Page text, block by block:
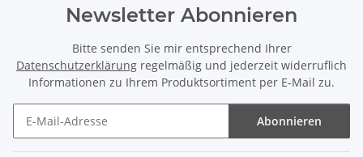
Newsletter Abonnieren
Bitte senden Sie mir entsprechend Ihrer
Datenschutzerklärung regelmäßig und jederzeit widerruflich
Informationen zu Ihrem Produktsortiment per E-Mail zu.
Abonnieren